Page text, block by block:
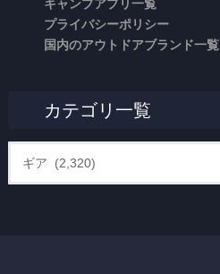
キャンプアプリ一覧
プライバシーポリシー
国内のアウトドアブランド一覧
カテゴリ一覧